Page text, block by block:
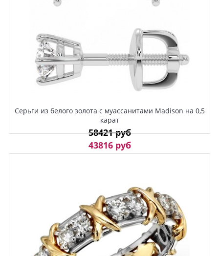
Серьги из белого золота с муассанитами Madison на 0,5
карат
58421 руб
43816 руб